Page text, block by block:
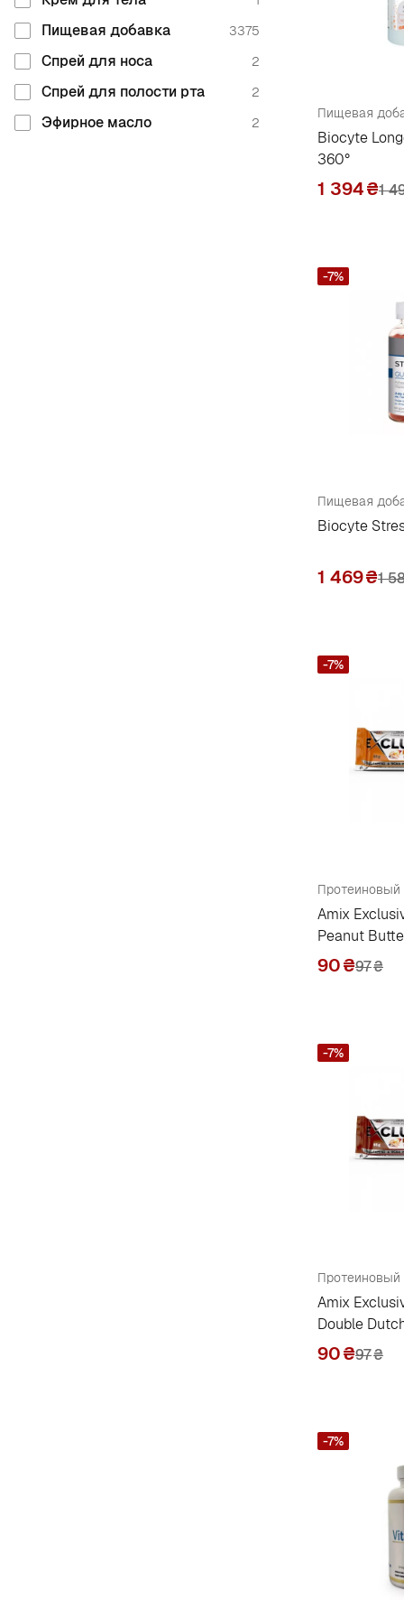
G
Genceutic Naturals
Goon Nutrition
Пищевая добавка 3375
Спрей для носа 2
Спрей для полости рта 2
Эфирное масло 2
Biocyte
360°
1 394₴1
Пищевая
Biocyte
1 469₴1
-7%
Amix
Peanut
90₴97₴
-7%
Amix
Double
90₴97₴
-7%
-7%